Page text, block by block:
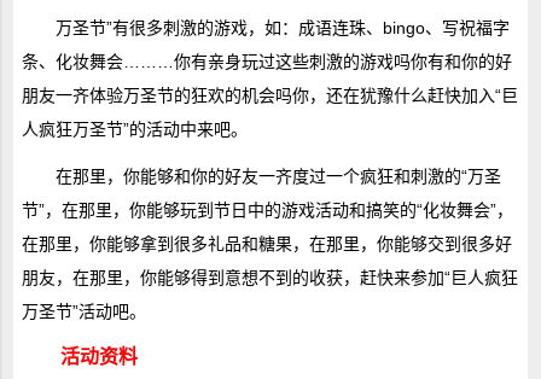
万圣节”有很多刺激的游戏，如：成语连珠、bingo、写祝福字
条、化妆舞会………你有亲身玩过这些刺激的游戏吗你有和你的好
朋友一齐体验万圣节的狂欢的机会吗你，还在犹豫什么赶快加入“巨
人疯狂万圣节”的活动中来吧。
在那里，你能够和你的好友一齐度过一个疯狂和刺激的“万圣
节”，在那里，你能够玩到节日中的游戏活动和搞笑的“化妆舞会”，
在那里，你能够拿到很多礼品和糖果，在那里，你能够交到很多好
朋友，在那里，你能够得到意想不到的收获，赶快来参加“巨人疯狂
万圣节”活动吧。
活动资料